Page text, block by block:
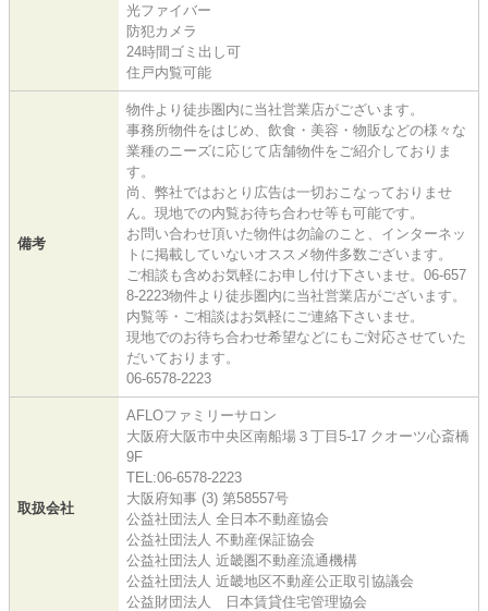
光ファイバー
防犯カメラ
24時間ゴミ出し可
住戸内覧可能
備考
物件より徒歩圏内に当社営業店がございます。
事務所物件をはじめ、飲食・美容・物販などの様々な
業種のニーズに応じて店舗物件をご紹介しておりま
す。
尚、弊社ではおとり広告は一切おこなっておりませ
ん。現地での内覧お待ち合わせ等も可能です。
お問い合わせ頂いた物件は勿論のこと、インターネッ
トに掲載していないオススメ物件多数ございます。
ご相談も含めお気軽にお申し付け下さいませ。06-657
8-2223物件より徒歩圏内に当社営業店がございます。
内覧等・ご相談はお気軽にご連絡下さいませ。
現地でのお待ち合わせ希望などにもご対応させていた
だいております。
06-6578-2223
取扱会社
AFLOファミリーサロン
大阪府大阪市中央区南船場３丁目5-17 クオーツ心斎橋
9F
TEL:06-6578-2223
大阪府知事 (3) 第58557号
公益社団法人 全日本不動産協会
公益社団法人 不動産保証協会
公益社団法人 近畿圏不動産流通機構
公益社団法人 近畿地区不動産公正取引協議会
公益財団法人 日本賃貸住宅管理協会